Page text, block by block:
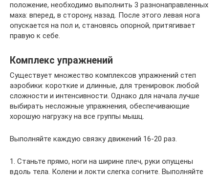
положение, необходимо выполнить 3 разнонаправленных
маха: вперед, в сторону, назад. После этого левая нога
опускается на пол и, становясь опорной, притягивает
правую к себе.
Комплекс упражнений
Существует множество комплексов упражнений степ
аэробики: короткие и длинные, для тренировок любой
сложности и интенсивности. Однако для начала лучше
выбирать несложные упражнения, обеспечивающие
хорошую нагрузку на все группы мышц.
Выполняйте каждую связку движений 16-20 раз.
1. Станьте прямо, ноги на ширине плеч, руки опущены
вдоль тела. Колени и локти слегка согните. Выполняйте